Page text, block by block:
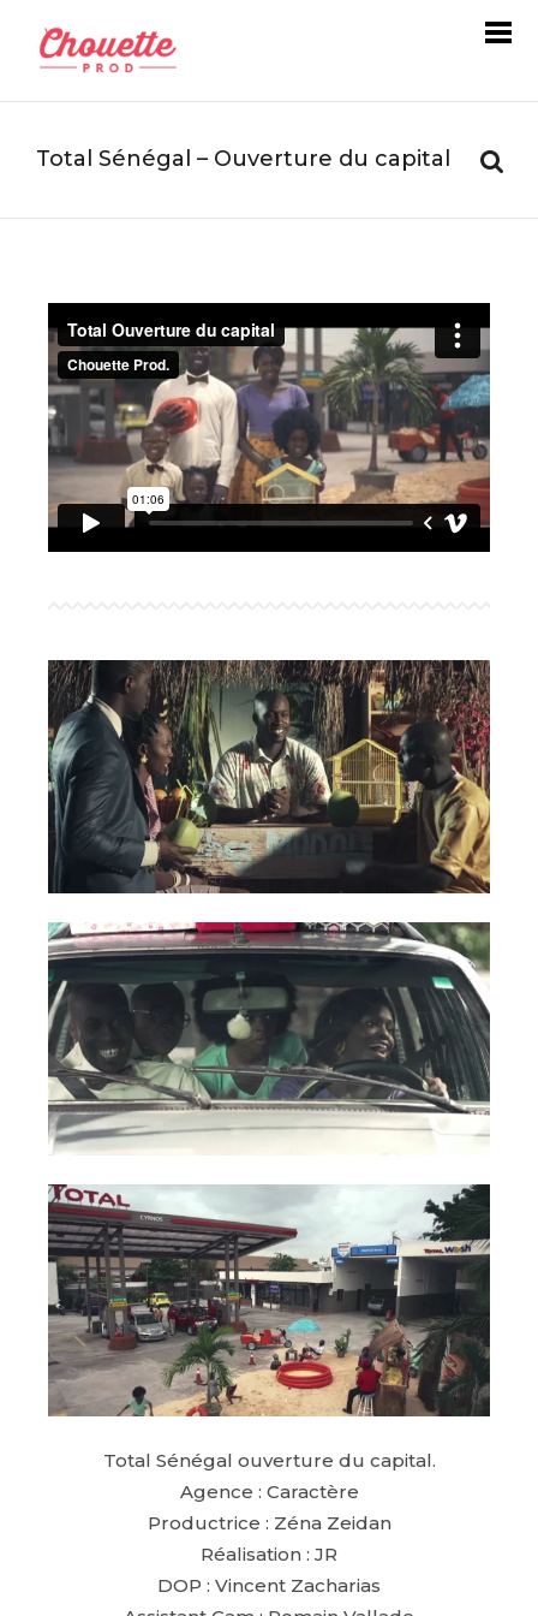
Total Sénégal – Ouverture du capital
Total Sénégal ouverture du capital.
Agence : Caractère
Productrice : Zéna Zeidan
Réalisation : JR
DOP : Vincent Zacharias